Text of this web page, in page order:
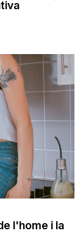
l'home i la